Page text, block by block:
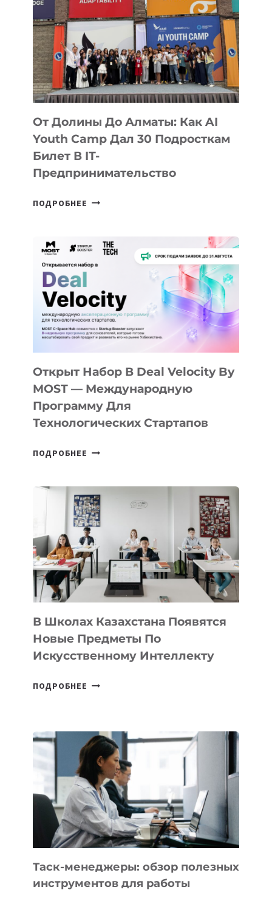
От Долины До Алматы: Как AI
Youth Camp Дал 30 Подросткам
Билет В IT-
Предпринимательство
ПОДРОБНЕЕ ОТ
АЛМАТЫ:
КАК
AI
YOUTH
CAMP
ДАЛ
30
ПОДРОСТКАМ
БИЛЕТ
В
ПРЕДПРИНИМАТЕЛЬСТВО
Открыт Набор В Deal Velocity By
MOST — Международную
Программу Для
Технологических Стартапов
ПОДРОБНЕЕ ОТКРЫТ
DEAL
VELOCITY
BY
MOST
—
МЕЖДУНАРОДНУЮ
ПРОГРАММУ
ДЛЯ
ТЕХНОЛОГИЧЕСКИХ
В Школах Казахстана Появятся
Новые Предметы По
Искусственному Интеллекту
ПОДРОБНЕЕ
НОВЫЕ
ПРЕДМЕТЫ
ПО
ИСКУССТВЕННОМУ
ИНТЕЛЛЕКТУ
Таск-менеджеры: обзор полезных
инструментов для работы